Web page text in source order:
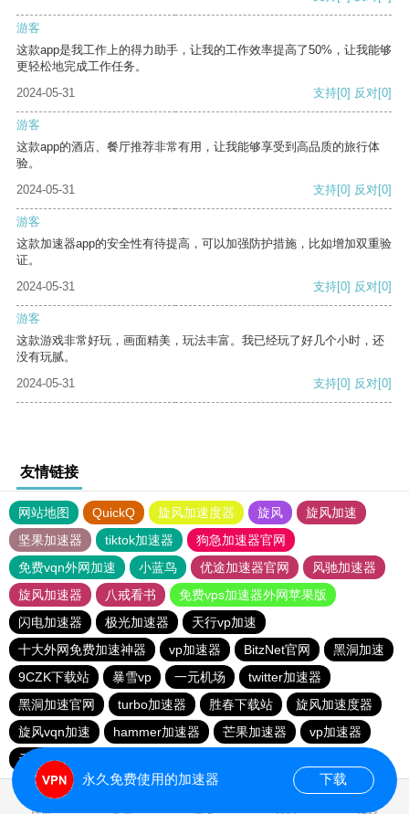
游客
这款app是我工作上的得力助手，让我的工作效率提高了50%，让我能够
更轻松地完成工作任务。
2024-05-31
支持[0] 反对[0]
游客
这款app的酒店、餐厅推荐非常有用，让我能够享受到高品质的旅行体
验。
2024-05-31
支持[0] 反对[0]
游客
这款加速器app的安全性有待提高，可以加强防护措施，比如增加双重验
证。
2024-05-31
支持[0] 反对[0]
游客
这款游戏非常好玩，画面精美，玩法丰富。我已经玩了好几个小时，还
没有玩腻。
2024-05-31
支持[0] 反对[0]
友情链接
网站地图 QuickQ 旋风加速度器 旋风
旋风加速
坚果加速器
tiktok加速器
狗急加速器官网
免费vqn外网加速
小蓝鸟 优途加速器官网
风驰加速器
旋风加速器
八戒看书
免费vps加速器外网苹果版
闪电加速器
极光加速器
天行vp加速
十大外网免费加速神器
vp加速器 BitzNet官网
黑洞加速
9CZK下载站
暴雪vp 一元机场
twitter加速器
黑洞加速官网
turbo加速器 胜春下载站
旋风加速度器
旋风vqn加速
hammer加速器 芒果加速器
vp加速器
元链加速器
永久免费使用的加速器 下载